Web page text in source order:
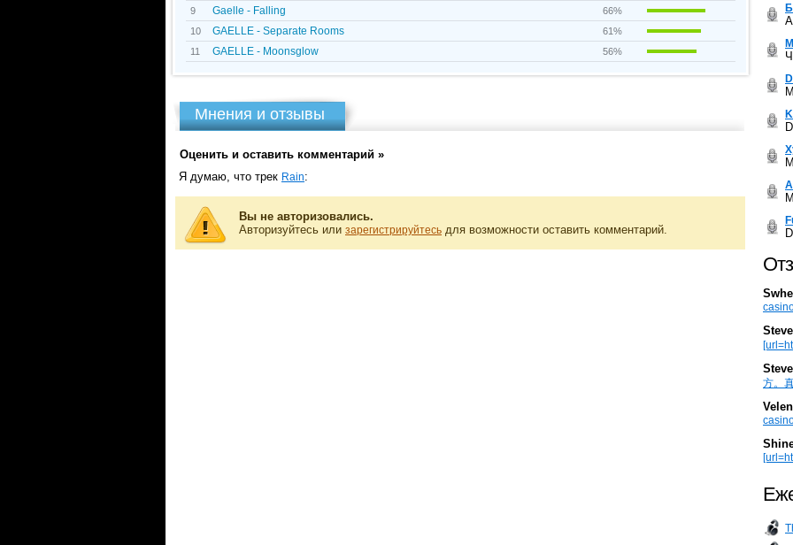
9
Gaelle - Falling
66%
10
GAELLE - Separate Rooms
61%
11
GAELLE - Moonsglow 56%
Мнения и отзывы
Оценить и оставить комментарий »
Я думаю, что трек Rain:
Вы не авторизовались.
Авторизуйтесь или зарегистрируйтесь для возможности оставить комментарий.
方。